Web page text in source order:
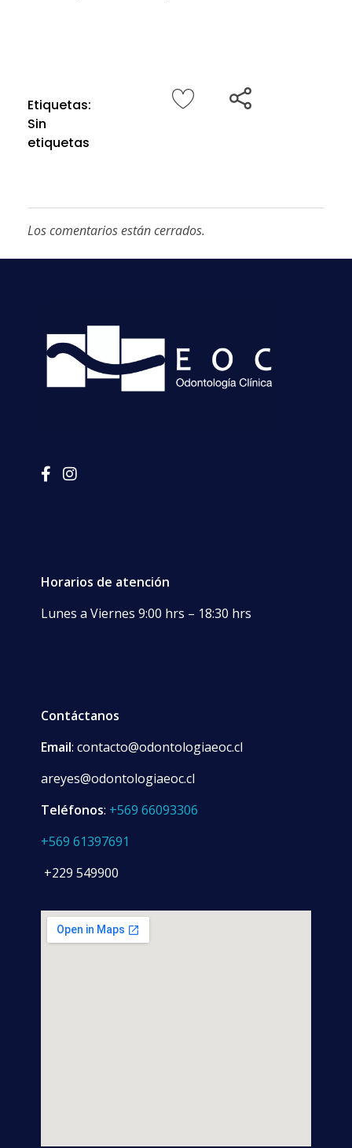
Etiquetas:
Sin
etiquetas
Los comentarios están cerrados.
Horarios de atención
Lunes a Viernes 9:00 hrs – 18:30 hrs
Contáctanos
Email: contacto@odontologiaeoc.cl
areyes@odontologiaeoc.cl
Teléfonos: +569 66093306
+569 61397691
+229 549900